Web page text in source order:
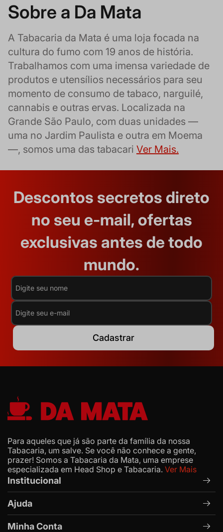
Sobre a Da Mata
A Tabacaria da Mata é uma loja focada na
cultura do fumo com 19 anos de história.
Trabalhamos com uma imensa variedade de
produtos e utensílios necessários para seu
momento de consumo de tabaco, narguilé,
cannabis e outras ervas. Localizada na
Grande São Paulo, com duas unidades —
uma no Jardim Paulista e outra em Moema
—, somos uma das tabacari Ver Mais.
Descontos secretos direto
no seu e-mail, ofertas
exclusivas antes de todo
mundo.
Cadastrar
Para aqueles que já são parte da família da nossa
Tabacaria, um salve. Se você não conhece a gente,
prazer! Somos a Tabacaria da Mata, uma emprese
especializada em Head Shop e Tabacaria. Ver Mais
Institucional
Ajuda
Minha Conta